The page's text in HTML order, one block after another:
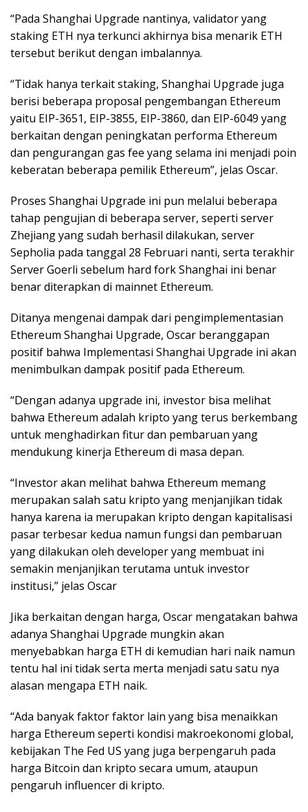
“Pada Shanghai Upgrade nantinya, validator yang
staking ETH nya terkunci akhirnya bisa menarik ETH
tersebut berikut dengan imbalannya.
“Tidak hanya terkait staking, Shanghai Upgrade juga
berisi beberapa proposal pengembangan Ethereum
yaitu EIP-3651, EIP-3855, EIP-3860, dan EIP-6049 yang
berkaitan dengan peningkatan performa Ethereum
dan pengurangan gas fee yang selama ini menjadi poin
keberatan beberapa pemilik Ethereum”, jelas Oscar.
Proses Shanghai Upgrade ini pun melalui beberapa
tahap pengujian di beberapa server, seperti server
Zhejiang yang sudah berhasil dilakukan, server
Sepholia pada tanggal 28 Februari nanti, serta terakhir
Server Goerli sebelum hard fork Shanghai ini benar
benar diterapkan di mainnet Ethereum.
Ditanya mengenai dampak dari pengimplementasian
Ethereum Shanghai Upgrade, Oscar beranggapan
positif bahwa Implementasi Shanghai Upgrade ini akan
menimbulkan dampak positif pada Ethereum.
“Dengan adanya upgrade ini, investor bisa melihat
bahwa Ethereum adalah kripto yang terus berkembang
untuk menghadirkan fitur dan pembaruan yang
mendukung kinerja Ethereum di masa depan.
“Investor akan melihat bahwa Ethereum memang
merupakan salah satu kripto yang menjanjikan tidak
hanya karena ia merupakan kripto dengan kapitalisasi
pasar terbesar kedua namun fungsi dan pembaruan
yang dilakukan oleh developer yang membuat ini
semakin menjanjikan terutama untuk investor
institusi,” jelas Oscar
Jika berkaitan dengan harga, Oscar mengatakan bahwa
adanya Shanghai Upgrade mungkin akan
menyebabkan harga ETH di kemudian hari naik namun
tentu hal ini tidak serta merta menjadi satu satu nya
alasan mengapa ETH naik.
“Ada banyak faktor faktor lain yang bisa menaikkan
harga Ethereum seperti kondisi makroekonomi global,
kebijakan The Fed US yang juga berpengaruh pada
harga Bitcoin dan kripto secara umum, ataupun
pengaruh influencer di kripto.